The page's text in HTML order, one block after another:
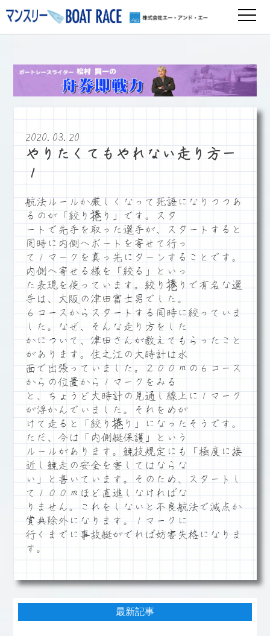
2020.03.20
やりたくてもやれない走り方－
１
航法ルールか厳しくなって死語になりつつあ
るのが「絞り捲り」です。スタ
ートで先手を取った選手が、スタートすると
同時に内側へボートを寄せて行っ
て１マークを真っ先にターンすることです。
内側へ寄せる様を「絞る」といっ
た表現を使っています。絞り捲りで有名な選
手は、大阪の津田富士男でした。
６コースからスタートする同時に絞っていま
した。なぜ、そんな走り方をした
かについて、津田さんが教えてもらったこと
があります。住之江の大時計は水
面で出張っていました。２００ｍの６コース
からの位置から１マークをみる
と、ちょうど大時計の見通し線上に１マーク
が浮かんでいました。それをめが
けて走ると「絞り捲り」になったそうです。
ただ、今は「内側艇保護」という
ルールがあります。競技規定にも「極度に接
近し競走の安全を害してはならな
い」と書いています。そのため、スタートし
て１００ｍほど直進しなければな
りません。これをしないと不良航法で減点か
賞典除外になります。１マークに
行くまでに事故艇がでれば妨害失格になりま
す。
最新記事